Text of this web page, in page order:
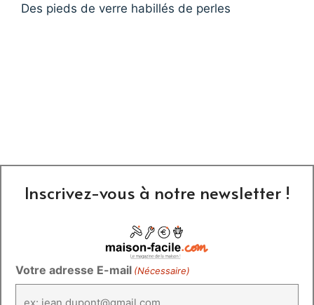
Des pieds de verre habillés de perles
Inscrivez-vous à notre newsletter !
Votre adresse E-mail (Nécessaire)